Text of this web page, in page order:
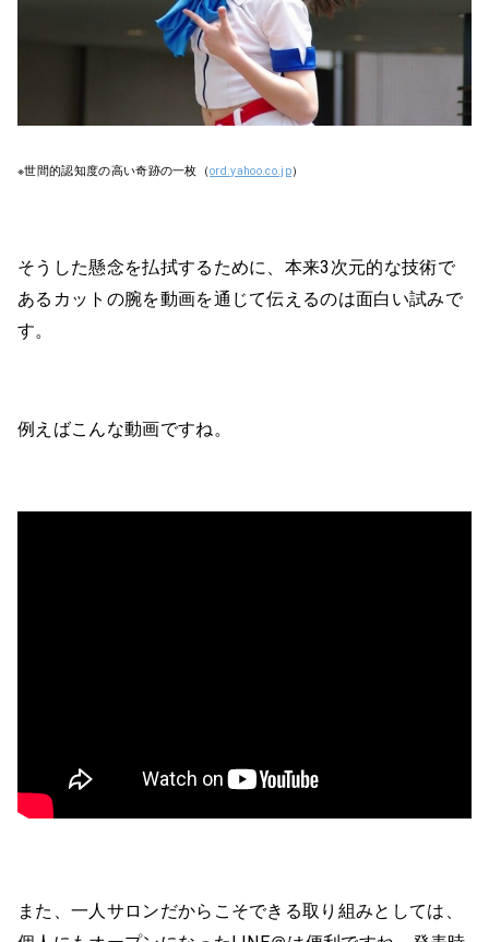
※世間的認知度の高い奇跡の一枚（ord.yahoo.co.jp）
そうした懸念を払拭するために、本来3次元的な技術で
あるカットの腕を動画を通じて伝えるのは面白い試みで
す。
例えばこんな動画ですね。
また、一人サロンだからこそできる取り組みとしては、